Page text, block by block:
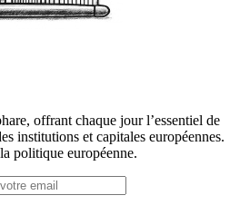
offrant chaque jour l’essentiel de
institutions et capitales européennes.
politique européenne.